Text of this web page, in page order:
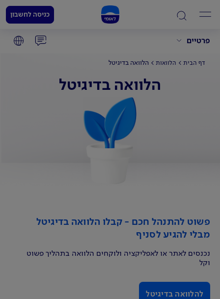
פרטיים
כניסה לחשבון
דף הבית הלוואות הלוואה בדיגיטל
הלוואה בדיגיטל
פשוט להתנהל חכם - קבלו הלוואה בדיגיטל
מבלי להגיע לסניף
נכנסים לאתר או לאפליקציה ולוקחים הלוואה בתהליך פשוט
וקל
להלוואה בדיגיטל